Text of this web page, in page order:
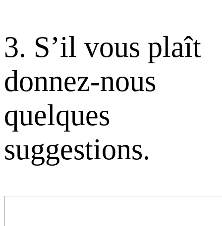
3. S’il vous plaît
donnez-nous
quelques
suggestions.